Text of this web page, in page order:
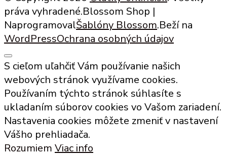
práva vyhradené.Blossom Shop |
NaprogramovalŠablóny Blossom.Beží na
WordPressOchrana osobných údajov
S cieľom uľahčiť Vám používanie našich
webových stránok využívame cookies.
Používaním týchto stránok súhlasíte s
ukladaním súborov cookies vo Vašom zariadení.
Nastavenia cookies môžete zmeniť v nastavení
Vášho prehliadača.
Rozumiem Viac info